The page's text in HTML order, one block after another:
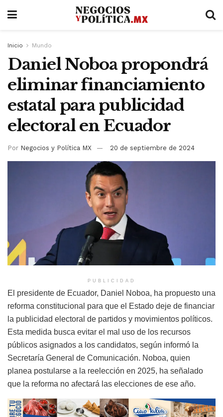
Inicio Mundo
Daniel Noboa propondrá
eliminar financiamiento
estatal para publicidad
electoral en Ecuador
Por Negocios y Política MX 20 de septiembre de 2024
PUBLICIDAD
El presidente de Ecuador, Daniel Noboa, ha propuesto una
reforma constitucional para que el Estado deje de financiar
la publicidad electoral de partidos y movimientos políticos.
Esta medida busca evitar el mal uso de los recursos
públicos asignados a los candidatos, según informó la
Secretaría General de Comunicación. Noboa, quien
planea postularse a la reelección en 2025, ha señalado
que la reforma no afectará las elecciones de ese año.